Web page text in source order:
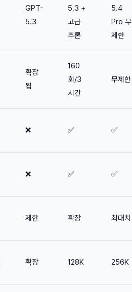
GPT-
5.3
5.3 +
고급
추론
5.4
Pro 무
제한
확장
됨
160
회/3
시간
무제한
❌ ✅ ✅
❌ ✅ ✅
제한 확장 최대치
확장 128K 256K